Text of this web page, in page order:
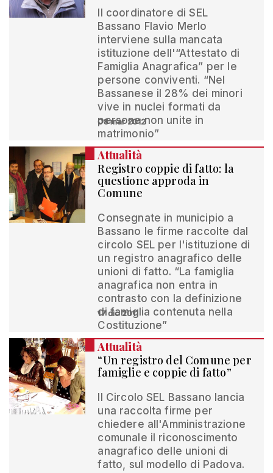
Il coordinatore di SEL
Bassano Flavio Merlo
interviene sulla mancata
istituzione dell'“Attestato di
Famiglia Anagrafica” per le
persone conviventi. “Nel
Bassanese il 28% dei minori
vive in nuclei formati da
persone non unite in
matrimonio”
08 mar 2012
Attualità
Registro coppie di fatto: la
questione approda in
Comune
Consegnate in municipio a
Bassano le firme raccolte dal
circolo SEL per l'istituzione di
un registro anagrafico delle
unioni di fatto. “La famiglia
anagrafica non entra in
contrasto con la definizione
di famiglia contenuta nella
Costituzione”
17 dic 2011
Attualità
“Un registro del Comune per
famiglie e coppie di fatto”
Il Circolo SEL Bassano lancia
una raccolta firme per
chiedere all'Amministrazione
comunale il riconoscimento
anagrafico delle unioni di
fatto, sul modello di Padova.